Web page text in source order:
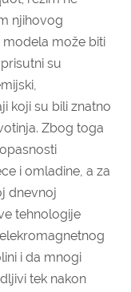
njihovog
modela može biti
su
koji su bili znatno
Zbog toga
i omladine, a za
dnevnoj
tehnologije
i da mnogi
tek nakon